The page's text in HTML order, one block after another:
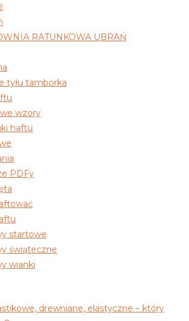
RATUNKOWA UBRAŃ
tyłu tamborka
wzory
haftu
PDFy
startowe
świąteczne
wianki
drewniane, elastyczne – który